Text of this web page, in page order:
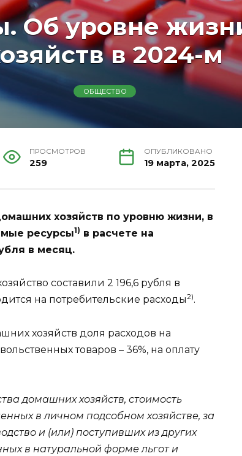
Об уровне
в 2024-м
ОБЩЕСТВО
ПРОСМОТРОВ
259
ОПУБЛИКОВАНО
19 марта, 2025
хозяйств по уровню жизни, в
ресурсы1) в расчете на
в месяц.
составили 2 196,6 рубля в
на потребительские расходы2).
хозяйств доля расходов на
товаров – 36%, на оплату
домашних хозяйств, стоимость
в личном подсобном хозяйстве, за
и (или) поступивших из других
в натуральной форме льгот и